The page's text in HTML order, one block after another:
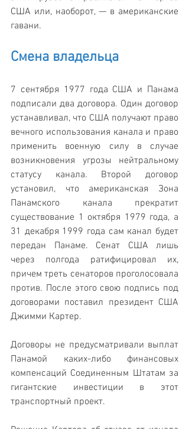
США или, наоборот, — в американские
гавани.
Смена владельца
7 сентября 1977 года США и Панама
подписали два договора. Один договор
устанавливал, что США получают право
вечного использования канала и право
применить военную силу в случае
возникновения угрозы нейтральному
статусу канала. Второй договор
установил, что американская Зона
Панамского канала прекратит
существование 1 октября 1979 года, а
31 декабря 1999 года сам канал будет
передан Панаме. Сенат США лишь
через полгода ратифицировал их,
причем треть сенаторов проголосовала
против. После этого свою подпись под
договорами поставил президент США
Джимми Картер.
Договоры не предусматривали выплат
Панамой каких-либо финансовых
компенсаций Соединенным Штатам за
гигантские инвестиции в этот
транспортный проект.